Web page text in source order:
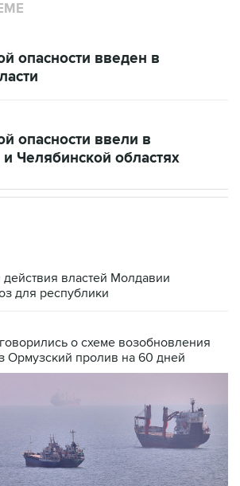
опасности введен в
опасности ввели в
Челябинской областях
властей Молдавии
для республики
о схеме возобновления
Ормузский пролив на 60 дней